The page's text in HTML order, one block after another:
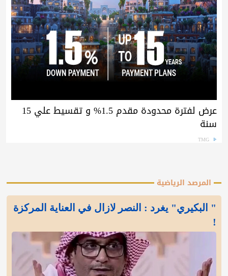
عرض لفترة محدودة مقدم 1.5% و تقسيط علي 15
سنة
TMG
المرصد الرياضية
" البكيري" يغرد : النصر لازال في العناية المركزة
!